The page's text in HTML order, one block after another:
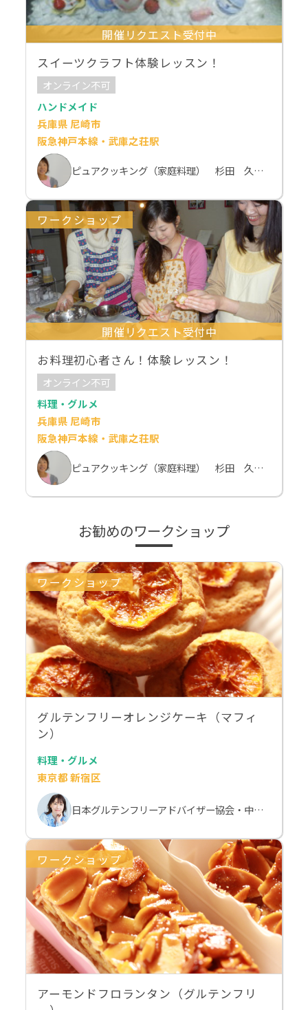
開催リクエスト受付中
スイーツクラフト体験レッスン！
オンライン不可
ハンドメイド
兵庫県 尼崎市
阪急神戸本線・武庫之荘駅
ピュアクッキング（家庭料理） 杉田 久美子
ワークショップ
開催リクエスト受付中
お料理初心者さん！体験レッスン！
オンライン不可
料理・グルメ
兵庫県 尼崎市
阪急神戸本線・武庫之荘駅
ピュアクッキング（家庭料理） 杉田 久美子
お勧めのワークショップ
ワークショップ
グルテンフリーオレンジケーキ（マフィ
ン）
料理・グルメ
東京都 新宿区
日本グルテンフリーアドバイザー協会・中村由美子
ワークショップ
アーモンドフロランタン（グルテンフリ